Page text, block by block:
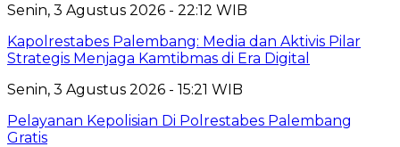
Senin, 3 Agustus 2026 - 22:12 WIB
Kapolrestabes Palembang: Media dan Aktivis Pilar
Strategis Menjaga Kamtibmas di Era Digital
Senin, 3 Agustus 2026 - 15:21 WIB
Pelayanan Kepolisian Di Polrestabes Palembang
Gratis